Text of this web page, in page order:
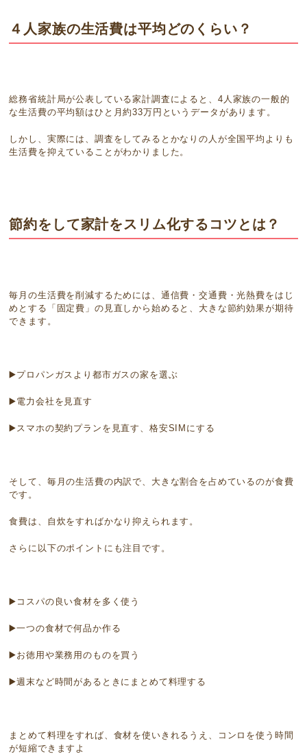
４人家族の生活費は平均どのくらい ‍？
総務省統計局が公表している家計調査によると、 4 人家族の一般的
な生活費の平均額はひと月約33万円というデータがあります。
しかし、実際には、調査をしてみるとかなりの人が全国平均よりも
生活費を抑えていることがわかりました。
節約をして家計をスリム化するコツとは？
毎月の生活費を削減するためには、通信費・交通費・光熱費をはじ
めとする「固定費」の見直しから始めると、大きな節約効果が期待
できます。
▶️プロパンガスより都市ガスの家を選ぶ
▶️電力会社を見直す
▶️スマホの契約プランを見直す、格安SIM にする
そして、毎月の生活費の内訳で、大きな割合を占めているのが食費
です。
食費は、自炊をすればかなり抑えられます。
さらに以下のポイントにも注目です。
▶️コスパの良い食材を多く使う
▶️一つの食材で何品か作る
▶️お徳用や業務用のものを買う
▶️週末など時間があるときにまとめて料理する
まとめて料理をすれば、食材を使いきれるうえ、コンロを使う時間
が短縮できますよ